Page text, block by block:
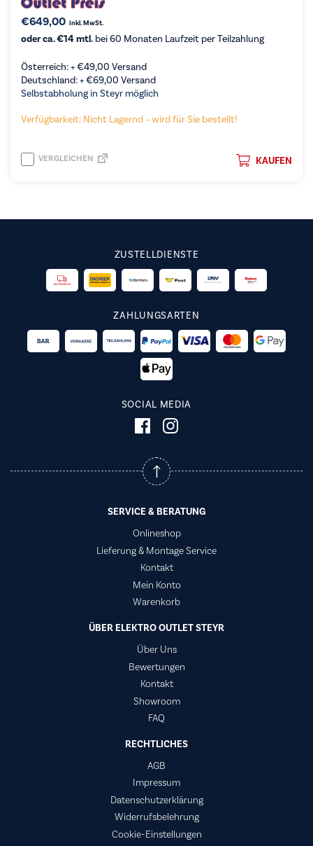
€649,00 inkl. MwSt.
oder ca. €14 mtl. bei 60 Monaten Laufzeit per Teilzahlung
Österreich: +€49,00 Versand
Deutschland: +€69,00 Versand
Selbstabholung in Steyr möglich
Verfügbarkeit: Nicht Lagernd – wird für Sie bestellt!
KAUFEN
VERGLEICHEN
ZUSTELLDIENSTE
ZAHLUNGSARTEN
SOCIAL MEDIA
SERVICE & BERATUNG
Onlineshop
Lieferung & Montage Service
Kontakt
Mein Konto
Warenkorb
ÜBER ELEKTRO OUTLET STEYR
Über Uns
Bewertungen
Kontakt
Showroom
FAQ
RECHTLICHES
AGB
Impressum
Datenschutzerklärung
Widerrufsbelehrung
Cookie-Einstellungen